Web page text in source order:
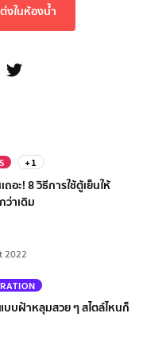
งในห้องน้ำ
+1
อะ! 8 วิธีการใช้ตู้เย็นให้
ว่าเดิม
2022
บบฝ้าหลุมสวย ๆ สไตล์ไหนก็